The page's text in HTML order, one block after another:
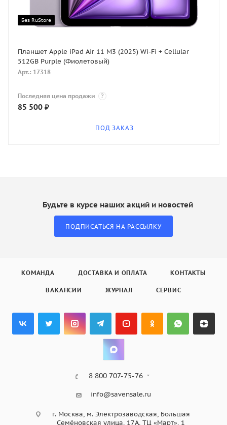
Без RuStore
Планшет Apple iPad Air 11 M3 (2025) Wi-Fi + Cellular
512GB Purple (Фиолетовый)
Арт.: 17318
Последняя цена продажи ?
85 500 ₽
ПОД ЗАКАЗ
Будьте в курсе наших акций и новостей
ПОДПИСАТЬСЯ НА РАССЫЛКУ
КОМАНДА ДОСТАВКА И ОПЛАТА КОНТАКТЫ
ВАКАНСИИ ЖУРНАЛ СЕРВИС
8 800 707-75-76
info@savensale.ru
г. Москва, м. Электрозаводская, Большая
Семёновская улица, 17А, ТЦ «Март», 1